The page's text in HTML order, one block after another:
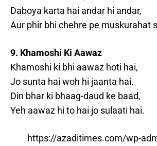
Daboya karta hai andar hi andar,
Aur phir bhi chehre pe muskurahat
9. Khamoshi Ki Aawaz
Khamoshi ki bhi aawaz hoti hai,
Jo sunta hai woh hi jaanta hai.
Din bhar ki bhaag-daud ke baad,
Yeh aawaz hi to hai jo sulaati hai.
https://azaditimes.com/wp-